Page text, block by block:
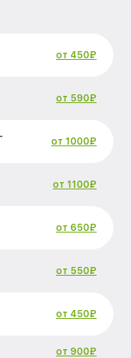
от 450₽
от 590₽
от 1000₽
от 1100₽
от 650₽
от 550₽
от 450₽
от 900₽